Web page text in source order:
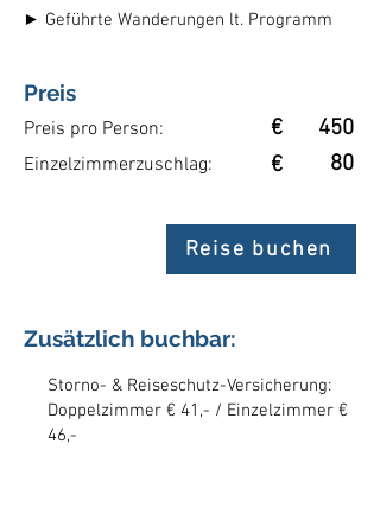
► Geführte Wanderungen lt. Programm
Preis
Preis pro Person: € 450
Einzelzimmerzuschlag: € 80
Reise buchen
Zusätzlich buchbar:
Storno- & Reiseschutz-Versicherung:
Doppelzimmer € 41,- / Einzelzimmer €
46,-